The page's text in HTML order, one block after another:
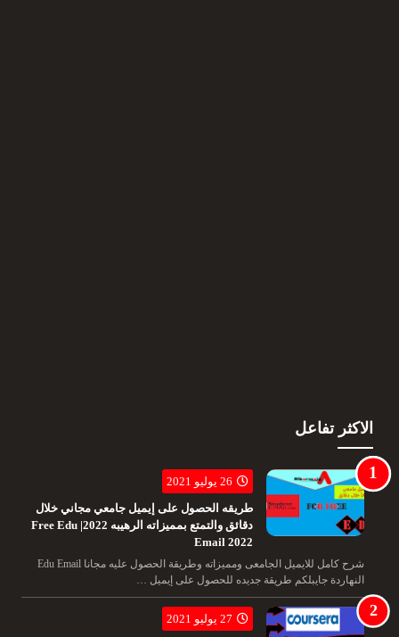
الاكثر تفاعل
26 يوليو 2021
طريقه الحصول على إيميل جامعي مجاني خلال
دقائق والتمتع بمميزاته الرهيبه 2022| Free Edu
Email 2022
شرح كامل للايميل الجامعى ومميزاته وطريقة الحصول عليه مجانا Edu Email
النهاردة جايبلكم طريقة جديده للحصول على إيميل …
27 يوليو 2021